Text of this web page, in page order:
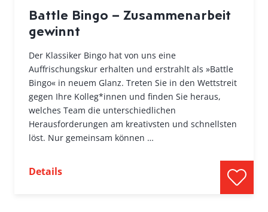
Battle Bingo – Zusammenarbeit
gewinnt
Der Klassiker Bingo hat von uns eine
Auffrischungskur erhalten und erstrahlt als »Battle
Bingo« in neuem Glanz. Treten Sie in den Wettstreit
gegen Ihre Kolleg*innen und finden Sie heraus,
welches Team die unterschiedlichen
Herausforderungen am kreativsten und schnellsten
löst. Nur gemeinsam können …
Details